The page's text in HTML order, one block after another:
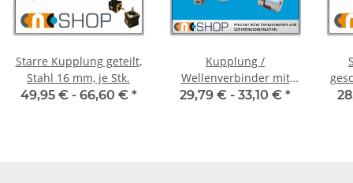
Starre Kupplung geteilt,
Stahl 16 mm, je Stk.
49,95 € - 66,60 € *
Kupplung /
Wellenverbinder mit
Klemmnaben FCT-40C
29,79 € - 33,10 € *